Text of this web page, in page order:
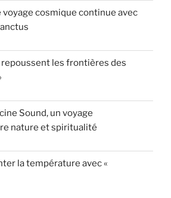
voyage cosmique continue avec
repoussent les frontières des
Sound, un voyage
nature et spiritualité
la température avec «